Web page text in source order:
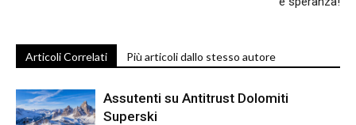
Articoli Correlati Più articoli dallo stesso autore
Assutenti su Antitrust Dolomiti
Superski